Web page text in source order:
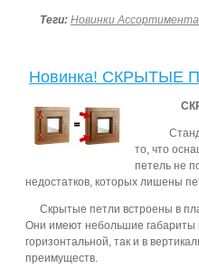
Теги: Новинки Ассортимента
Новинка! СКРЫТЫЕ
то, что
петель не
недостатков, которых лишены
Скрытые петли встроены в
Они имеют небольшие габариты
горизонтальной, так и в
преимуществ.